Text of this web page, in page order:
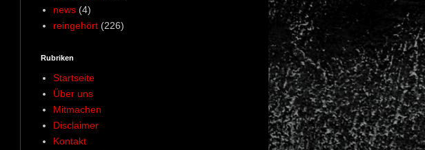
news (4)
reingehört (226)
Rubriken
Startseite
Über uns
Mitmachen
Disclaimer
Kontakt